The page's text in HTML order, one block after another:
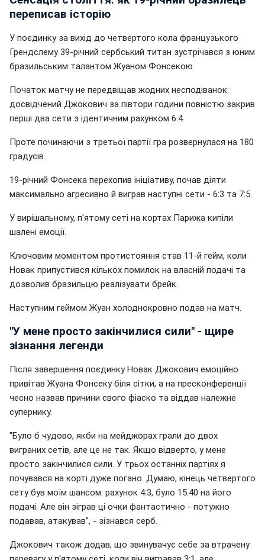
переписав історію
У поєдинку за вихід до четвертого кола французького
Грендслему 39-річний сербський титан зустрічався з юним
бразильським талантом Жуаном Фонсекою.
Початок матчу не передвіщав жодних несподіванок:
досвідчений Джокович за півтори години повністю закрив
перші два сети з ідентичним рахунком 6:4.
Проте починаючи з третьої партії гра розвернулася на 180
градусів.
19-річний Фонсека перехопив ініціативу, почав діяти
максимально агресивно й виграв наступні сети - 6:3 та 7:5.
У вирішальному, п'ятому сеті на кортах Парижа кипіли
шалені емоції.
Ключовим моментом протистояння став 11-й гейм, коли
Новак припустився кількох помилок на власній подачі та
дозволив бразильцю реалізувати брейк.
Наступним геймом Жуан холоднокровно подав на матч.
"У мене просто закінчилися сили" - щире
зізнання легенди
Після завершення поєдинку Новак Джокович емоційно
привітав Жуана Фонсеку біля сітки, а на пресконференції
чесно назвав причини свого фіаско та віддав належне
супернику.
"Було б чудово, якби на мейджорах грали до двох
виграних сетів, але це не так. Якщо відверто, у мене
просто закінчилися сили. У трьох останніх партіях я
почувався на корті дуже погано. Думаю, кінець четвертого
сету був моїм шансом: рахунок 4:3, було 15:40 на його
подачі. Але він зіграв ці очки фантастично - потужно
подавав, атакував", - зізнався серб.
Джокович також додав, що звинувачує себе за втрачену